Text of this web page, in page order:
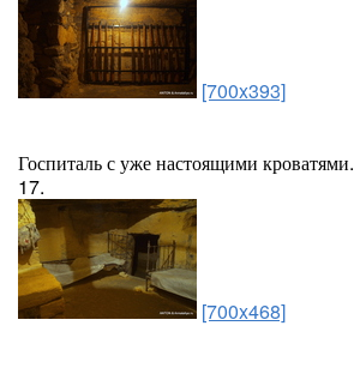
[700x393]
Госпиталь с уже настоящими кроватями.
17.
[700x468]